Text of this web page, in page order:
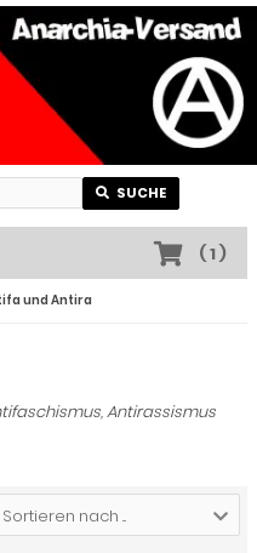
SUCHE
(1)
und Antira
Antirassismus
Sortieren nach ...